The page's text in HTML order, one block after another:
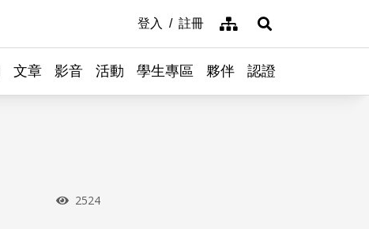
登入 註冊 網站導覽展開搜尋
文章 影音 活動 學生專區 夥伴 認證
瀏覽次數
2524